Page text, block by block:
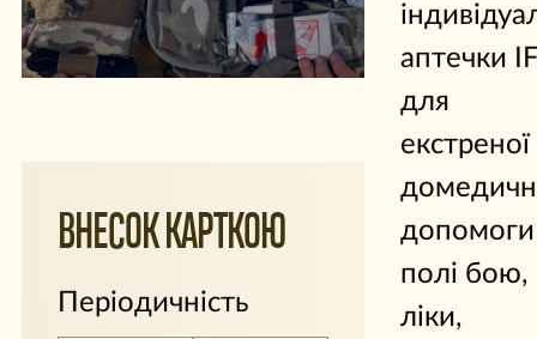
аптечки
для
екстреної
полі бою,
ліки,
ВНЕСОК КАРТКОЮ
Періодичність